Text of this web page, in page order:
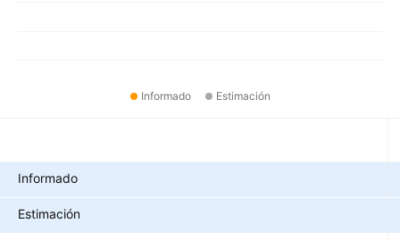
Informado Estimación
Informado
Estimación